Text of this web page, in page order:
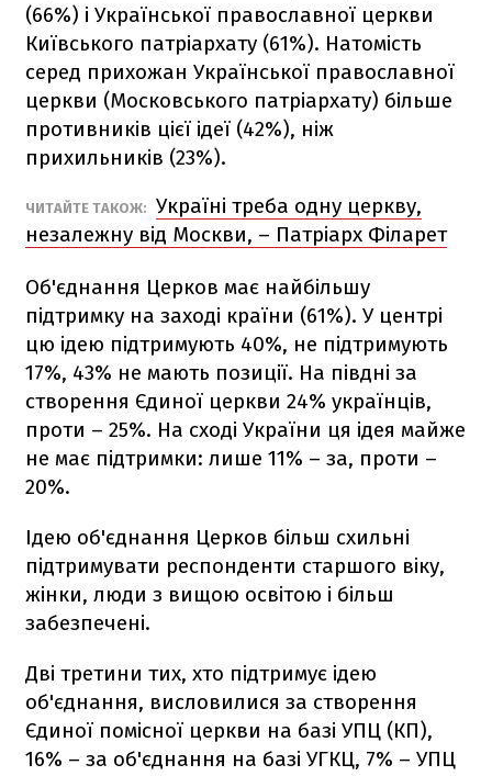
(66%) і Української православної церкви
Київського патріархату (61%). Натомість
серед прихожан Української православної
церкви (Московського патріархату) більше
противників цієї ідеї (42%), ніж
прихильників (23%).
ЧИТАЙТЕ ТАКОЖ: Україні треба одну церкву,
незалежну від Москви, – Патріарх Філарет
Об'єднання Церков має найбільшу
підтримку на заході країни (61%). У центрі
цю ідею підтримують 40%, не підтримують
17%, 43% не мають позиції. На півдні за
створення Єдиної церкви 24% українців,
проти – 25%. На сході України ця ідея майже
не має підтримки: лише 11% – за, проти –
20%.
Ідею об'єднання Церков більш схильні
підтримувати респонденти старшого віку,
жінки, люди з вищою освітою і більш
забезпечені.
Дві третини тих, хто підтримує ідею
об'єднання, висловилися за створення
Єдиної помісної церкви на базі УПЦ (КП),
16% – за об'єднання на базі УГКЦ, 7% – УПЦ